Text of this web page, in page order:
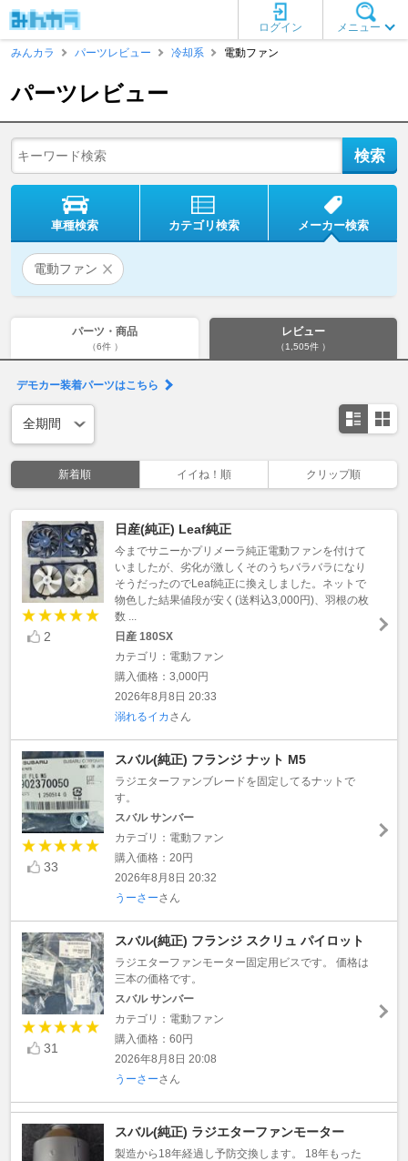
メニュー
ログイン
みんカラ
パーツレビュー 冷却系 電動ファン
パーツレビュー
車種検索 カテゴリ検索 メーカー検索
電動ファン
パーツ・商品
（6件 ）
レビュー
（1,505件 ）
デモカー装着パーツはこちら
新着順 イイね！順 クリップ順
2
日産(純正) Leaf純正
今までサニーかプリメーラ純正電動ファンを付けて
いましたが、劣化が激しくそのうちバラバラになり
そうだったのでLeaf純正に換えしました。ネットで
物色した結果値段が安く(送料込3,000円)、羽根の枚
数 ...
日産 180SX
カテゴリ：電動ファン
購入価格：3,000円
2026年8月8日 20:33
溺れるイカ さん
33
スバル(純正) フランジ ナット M5
ラジエターファンブレードを固定してるナットで
す。
スバル サンバー
カテゴリ：電動ファン
購入価格：20円
2026年8月8日 20:32
うーさーさん
31
スバル(純正) フランジ スクリュ パイロット
ラジエターファンモーター固定用ビスです。 価格は
三本の価格です。
スバル サンバー
カテゴリ：電動ファン
購入価格：60円
2026年8月8日 20:08
うーさーさん
スバル(純正) ラジエターファンモーター
製造から18年経過し予防交換します。 18年もった